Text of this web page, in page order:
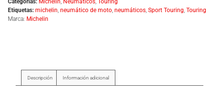
Categorías: Michelin, Neumáticos, Touring
Etiquetas: michelin, neumático de moto, neumáticos, Sport Touring, Touring
Marca: Michelin
Descripción Información adicional